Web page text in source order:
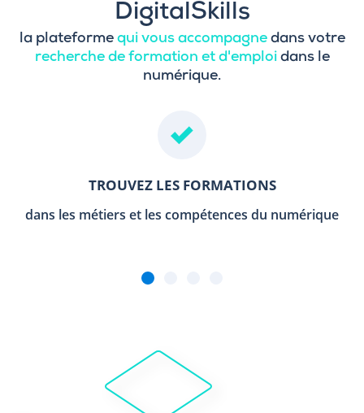
DigitalSkills
la plateforme qui vous accompagnedans votre
recherche de formation et d'emploi dans le
numérique.
TROUVEZ LES FORMATIONS
dans les métiers et les compétences du numérique